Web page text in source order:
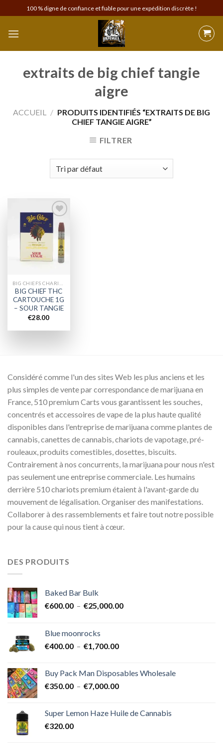
to
content
100 % digne de confiance et fiable pour une expédition discrète !
extraits de big chief tangie
aigre
ACCUEIL / PRODUITS IDENTIFIÉS “EXTRAITS DE BIG
CHIEF TANGIE AIGRE”
FILTRER
Add to
wishlist
BIG CHIEF THC
CARTOUCHE 1G
– SOUR TANGIE
€28.00
Considéré comme l'un des sites Web les plus anciens et les
plus simples de vente par correspondance de marijuana en
France, 510 premium Carts vous garantissent les souches,
concentrés et accessoires de vape de la plus haute qualité
disponibles dans l'entreprise de marijuana comme plantes de
cannabis, canettes de cannabis, chariots de vapotage, pré-
rouleaux, produits comestibles, dosettes, biscuits.
Contrairement à nos concurrents, la marijuana pour nous n'est
pas seulement une entreprise commerciale. Les humains
derrière 510 chariots premium étaient à l'avant-garde du
mouvement de légalisation. Organiser des manifestations.
Collaborer à des rassemblements et faire tout notre possible
pour la cause qui nous tient à cœur.
DES PRODUITS
Baked Bar Bulk
€600.00 – €25,000.00Plage
Blue moonrocks
€400.00 – €1,700.00Plage
€400.00
à
Buy Pack Man Disposables Wholesale
€350.00 – €7,000.00Plage
€350.00
Super Lemon Haze Huile de Cannabis
€320.00